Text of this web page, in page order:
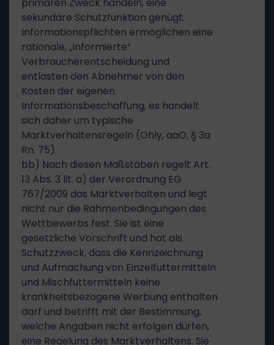
sekundäre Schutzfunktion genügt.
Informationspflichten ermöglichen eine
rationale, „informierte“
Verbraucherentscheidung und
entlasten den Abnehmer von den
Kosten der eigenen
Informationsbeschaffung, es handelt
sich daher um typische
Marktverhaltensregeln (Ohly, aaO, § 3a
Rn. 75).
bb) Nach diesen Maßstäben regelt Art.
13 Abs. 3 lit. a) der Verordnung EG
767/2009 das Marktverhalten und legt
nicht nur die Rahmenbedingungen des
Wettbewerbs fest. Sie ist eine
gesetzliche Vorschrift und hat als
Schutzzweck, dass die Kennzeichnung
und Aufmachung von Einzelfuttermitteln
und Mischfuttermitteln keine
krankheitsbezogene Werbung enthalten
darf und betrifft mit der Bestimmung,
welche Angaben nicht erfolgen dürfen,
eine Regelung des Marktverhaltens. Sie